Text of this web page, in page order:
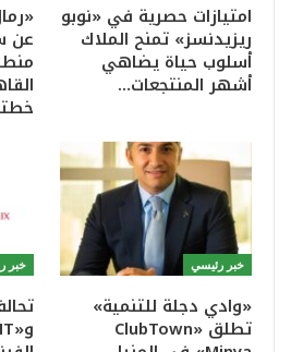
امتيازات حصرية في «نوبو
ريزيدنسز» تمنح الملاك
أسلوب حياة يضاهي
أشهر المنتجعات…
عن
خبر رئيسي
«وادي دجلة للتنمية»
تطلق «ClubTown
خبر